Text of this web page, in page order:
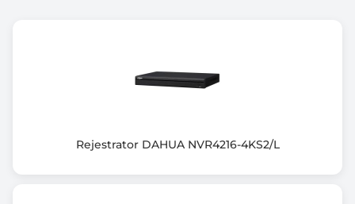
Wymiary [W x S x G] (mm)
Rejestrator DAHUA NVR4216-4KS2/L